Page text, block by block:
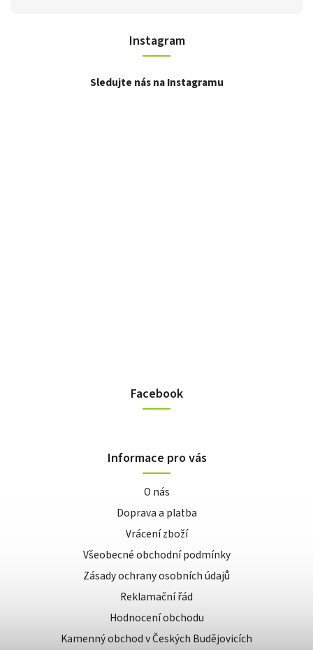
Instagram
Sledujte nás na Instagramu
Facebook
Informace pro vás
O nás
Doprava a platba
Vrácení zboží
Všeobecné obchodní podmínky
Zásady ochrany osobních údajů
Reklamační řád
Hodnocení obchodu
Kamenný obchod v Českých Budějovicích